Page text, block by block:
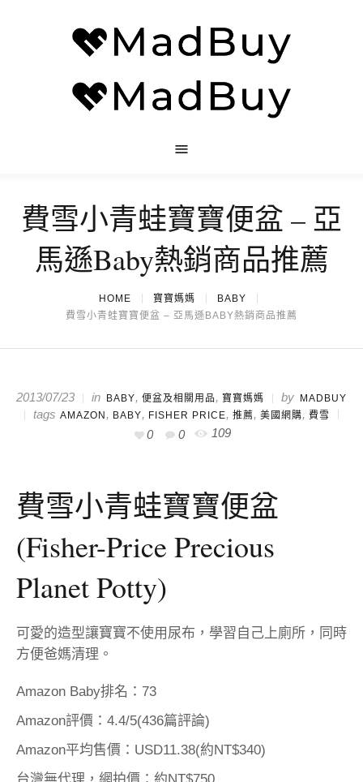
費雪小青蛙寶寶便盆 – 亞
馬遜Baby熱銷商品推薦
HOME 寶寶媽媽
BABY
費雪小青蛙寶寶便盆 – 亞馬遜BABY熱銷商品推薦
2013/07/23 in BABY, 便盆及相關用品 , 寶寶媽媽 by MADBUY
tags AMAZON , BABY, FISHER PRICE, 推薦, 美國網購, 費雪
0 0 109
費雪小青蛙寶寶便盆
(Fisher-Price Precious
Planet Potty)
可愛的造型讓寶寶不使用尿布，學習自己上廁所，同時
方便爸媽清理。
Amazon Baby排名：73
Amazon評價：4.4/5(436篇評論)
Amazon平均售價：USD11.38(約NT$340)